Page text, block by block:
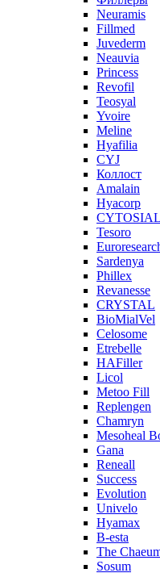
Neuramis
Fillmed
Juvederm
Neauvia
Princess
Revofil
Teosyal
Yvoire
Meline
Hyafilia
CYJ
Коллост
Amalain
Hyacorp
CYTOSIAL
Tesoro
Sardenya
Phillex
Revanesse
CRYSTAL
BioMialVel
Celosome
Etrebelle
HAFiller
Licol
Metoo Fill
Replengen
Chamryn
Mesoheal
Gana
Reneall
Success
Evolution
Univelo
Hyamax
B-esta
The
Sosum